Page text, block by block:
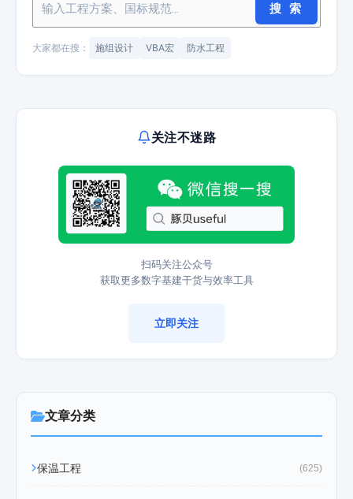
搜 索
大家都在搜： 施组设计 VBA宏 防水工程
关注不迷路
扫码关注公众号
获取更多数字基建干货与效率工具
立即关注
文章分类
保温工程 (625)